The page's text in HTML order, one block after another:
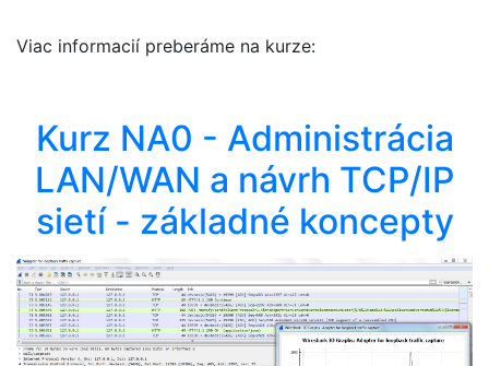
Viac informacií preberáme na kurze:
Kurz NA0 - Administrácia
LAN/WAN a návrh TCP/IP
sietí - základné koncepty